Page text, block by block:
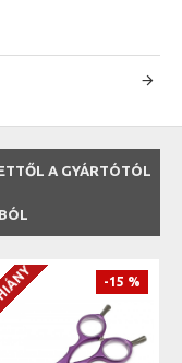
A GYÁRTÓTÓL
-15 %